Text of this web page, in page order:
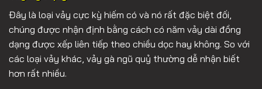
Đây là loại vảy cực kỳ hiếm có và nó rất đặc biệt đối,
chúng được nhận định bằng cách có năm vảy dài đồng
dạng được xếp liên tiếp theo chiều dọc hay không. So với
các loại vảy khác, vảy gà ngũ quỷ thường dễ nhận biết
hơn rất nhiều.